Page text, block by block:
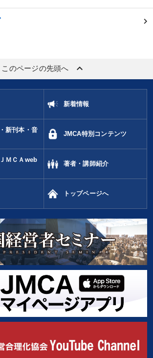
このページの先頭へ keyboard_arrow_up
新着情報
新刊本・音
JMCA特別コンテンツ
ＭＣＡweb
著者・講師紹介
トップページへ